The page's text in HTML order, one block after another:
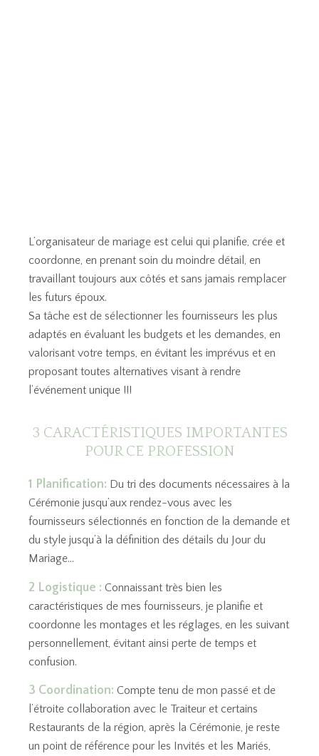
L’organisateur de mariage est celui qui planifie, crée et
coordonne, en prenant soin du moindre détail, en
travaillant toujours aux côtés et sans jamais remplacer
les futurs époux.
Sa tâche est de sélectionner les fournisseurs les plus
adaptés en évaluant les budgets et les demandes, en
valorisant votre temps, en évitant les imprévus et en
proposant toutes alternatives visant à rendre
l’événement unique !!!
3 CARACTÉRISTIQUES IMPORTANTES
POUR CE PROFESSION
1 Planification: Du tri des documents nécessaires à la
Cérémonie jusqu’aux rendez-vous avec les
fournisseurs sélectionnés en fonction de la demande et
du style jusqu’à la définition des détails du Jour du
Mariage…
2 Logistique : Connaissant très bien les
caractéristiques de mes fournisseurs, je planifie et
coordonne les montages et les réglages, en les suivant
personnellement, évitant ainsi perte de temps et
confusion.
3 Coordination: Compte tenu de mon passé et de
l’étroite collaboration avec le Traiteur et certains
Restaurants de la région, après la Cérémonie, je reste
un point de référence pour les Invités et les Mariés,